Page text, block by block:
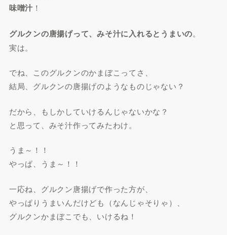
味噌汁 ！
グルクンの唐揚げって、みそ汁に入れるとうまいの。
実は。
でね、このグルクンのかまぼこってさ、
結局、グルクンの唐揚げのようなものじゃない？
だから、もしかしていけるんじゃないかな？
と思って、みそ汁作ってみたわけ。
うま～！！
やっぱ、うま～！！
一応ね、グルクン唐揚げで作った方が、
やっぱりうまいんだけども（なんじゃそりゃ）、
グルクンかまぼこでも、いけるね！